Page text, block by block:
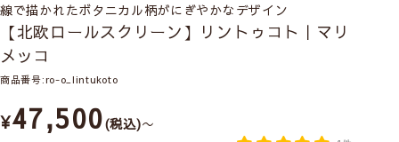
線で描かれたボタニカル柄がにぎやかなデザイン
【北欧ロールスクリーン】リントゥコト｜マリ
メッコ
商品番号 ro-o_lintukoto
¥47,500 税込 〜